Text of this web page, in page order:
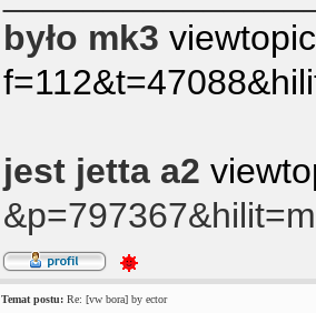
było mk3
jest jetta a2
Temat postu: Re: [vw bora] by ector